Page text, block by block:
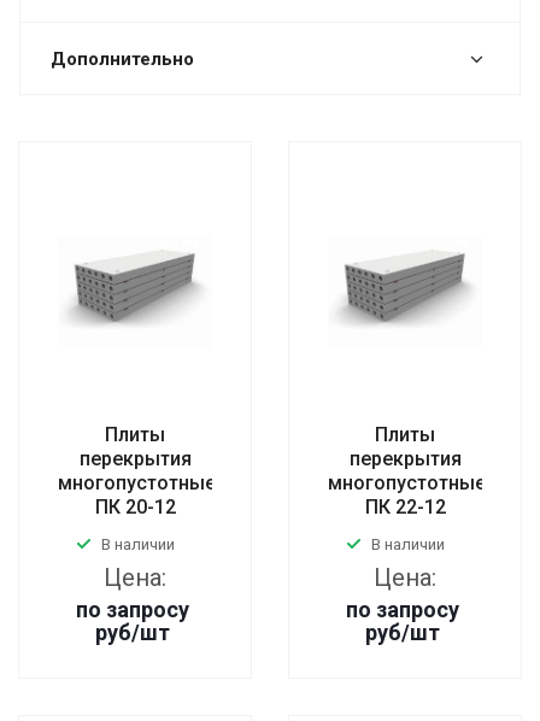
Дополнительно
Плиты
перекрытия
многопустотные
ПК 20-12
В наличии
Цена:
по запросу
руб/шт
Плиты
перекрытия
многопустотные
ПК 22-12
В наличии
Цена:
по запросу
руб/шт